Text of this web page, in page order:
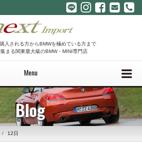
入される方からBMWを極めている方まで
まる関東最大級のBMW・MINI専門店
Menu
Blog
12日